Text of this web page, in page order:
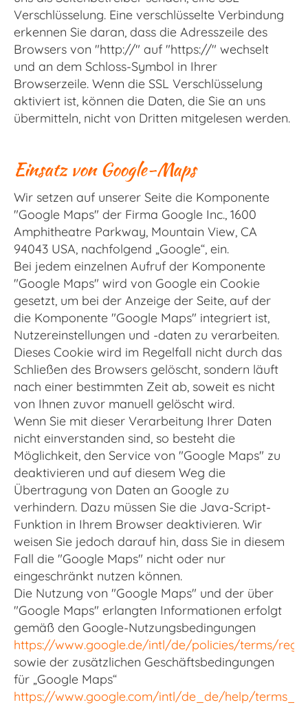
Verschlüsselung. Eine verschlüsselte Verbindung
erkennen Sie daran, dass die Adresszeile des
Browsers von "http://" auf "https://" wechselt
und an dem Schloss-Symbol in Ihrer
Browserzeile. Wenn die SSL Verschlüsselung
aktiviert ist, können die Daten, die Sie an uns
übermitteln, nicht von Dritten mitgelesen werden.
Einsatz von Google-Maps
Wir setzen auf unserer Seite die Komponente
"Google Maps" der Firma Google Inc., 1600
Amphitheatre Parkway, Mountain View, CA
94043 USA, nachfolgend „Google“, ein.
Bei jedem einzelnen Aufruf der Komponente
"Google Maps" wird von Google ein Cookie
gesetzt, um bei der Anzeige der Seite, auf der
die Komponente "Google Maps" integriert ist,
Nutzereinstellungen und -daten zu verarbeiten.
Dieses Cookie wird im Regelfall nicht durch das
Schließen des Browsers gelöscht, sondern läuft
nach einer bestimmten Zeit ab, soweit es nicht
von Ihnen zuvor manuell gelöscht wird.
Wenn Sie mit dieser Verarbeitung Ihrer Daten
nicht einverstanden sind, so besteht die
Möglichkeit, den Service von "Google Maps" zu
deaktivieren und auf diesem Weg die
Übertragung von Daten an Google zu
verhindern. Dazu müssen Sie die Java-Script-
Funktion in Ihrem Browser deaktivieren. Wir
weisen Sie jedoch darauf hin, dass Sie in diesem
Fall die "Google Maps" nicht oder nur
eingeschränkt nutzen können.
Die Nutzung von "Google Maps" und der über
"Google Maps" erlangten Informationen erfolgt
gemäß den Google-Nutzungsbedingungen
https://www.google.de/intl/de/policies/terms/
sowie der zusätzlichen Geschäftsbedingungen
für „Google Maps“
https://www.google.com/intl/de_de/help/